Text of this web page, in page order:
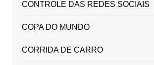
CONTROLE DAS REDES SOCIAIS
COPA DO MUNDO
CORRIDA DE CARRO